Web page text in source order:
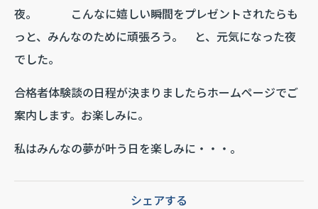
夜。 こんなに嬉しい瞬間をプレゼントされたらも
っと、みんなのために頑張ろう。 と、元気になった夜
でした。
合格者体験談の日程が決まりましたらホームページでご
案内します。お楽しみに。
私はみんなの夢が叶う日を楽しみに・・・。
シェアする